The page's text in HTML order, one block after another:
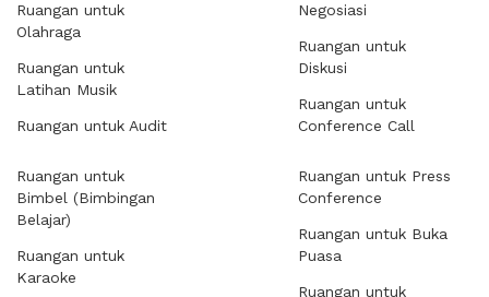
Ruangan untuk
Olahraga
Ruangan untuk
Latihan Musik
Ruangan untuk Audit
Negosiasi
Ruangan untuk
Diskusi
Ruangan untuk
Conference Call
Ruangan untuk
Bimbel (Bimbingan
Belajar)
Ruangan untuk
Karaoke
Ruangan untuk Press
Conference
Ruangan untuk Buka
Puasa
Ruangan untuk